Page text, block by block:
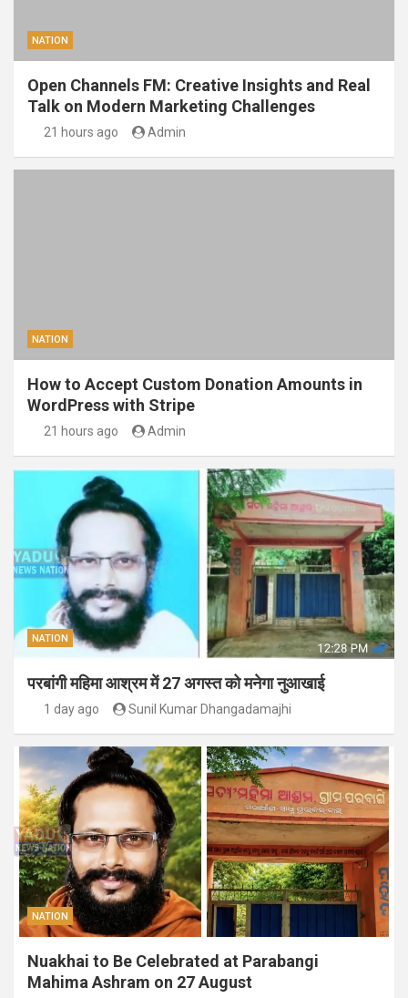
NATION
Open Channels FM: Creative Insights and Real
Talk on Modern Marketing Challenges
21 hours ago Admin
NATION
How to Accept Custom Donation Amounts in
WordPress with Stripe
21 hours ago Admin
NATION
परबांगी महिमा आश्रम में 27 अगस्त को मनेगा नुआखाई
1 day ago Sunil Kumar Dhangadamajhi
NATION
Nuakhai to Be Celebrated at Parabangi
Mahima Ashram on 27 August